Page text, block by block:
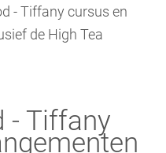
- Tiffany cursus en
de High Tea
- Tiffany